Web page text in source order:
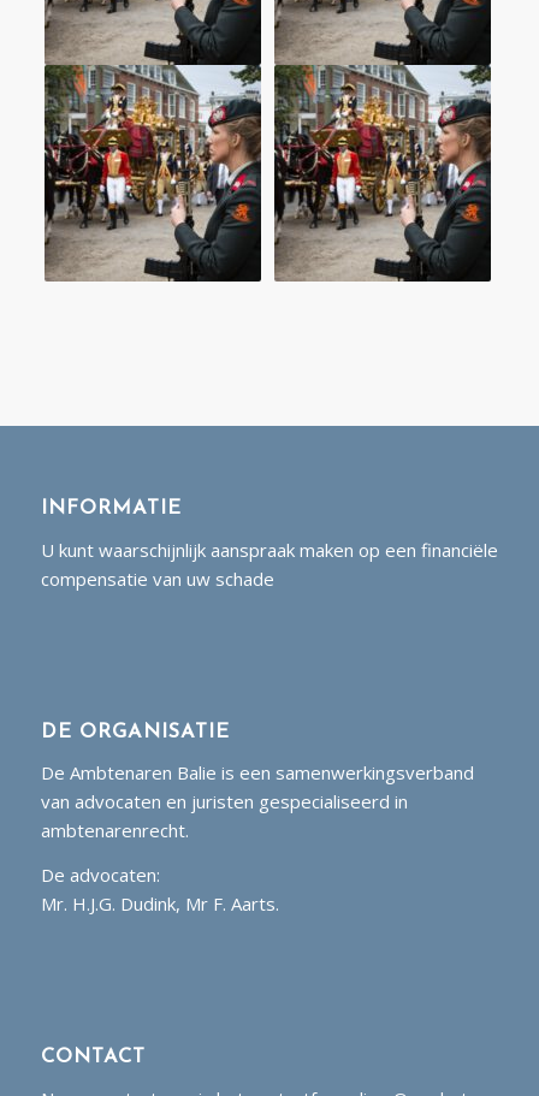
INFORMATIE
U kunt waarschijnlijk aanspraak maken op een financiële
compensatie van uw schade
DE ORGANISATIE
De Ambtenaren Balie is een samenwerkingsverband
van advocaten en juristen gespecialiseerd in
ambtenarenrecht.
De advocaten:
Mr. H.J.G. Dudink, Mr F. Aarts.
CONTACT